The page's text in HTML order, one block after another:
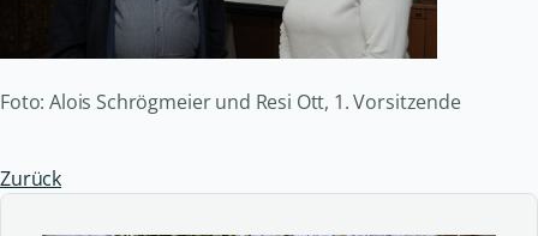
Foto: Alois Schrögmeier und Resi Ott, 1. Vorsitzende
Zurück